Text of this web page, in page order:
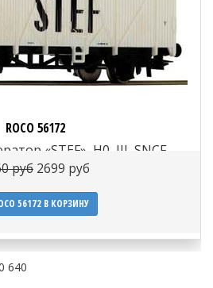
ROCO 56172
«STEF», H0, III, SNCF
руб 2699 руб
56172 В КОРЗИНУ
640